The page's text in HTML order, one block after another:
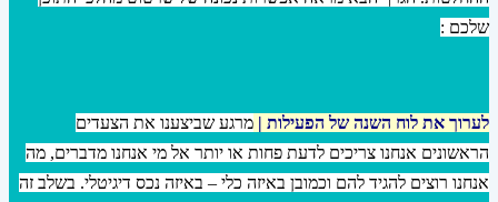
שלכם :
לערוך את לוח השנה של הפעילות | מרגע שביצענו את הצעדים
הראשונים אנחנו צריכים לדעת פחות או יותר אל מי אנחנו מדברים, מה
אנחנו רוצים להגיד להם וכמובן באיזה כלי – באיזה נכס דיגיטלי. בשלב זה